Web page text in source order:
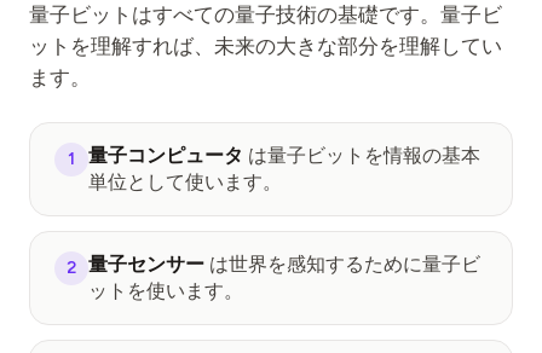
量子コンピュータ
アクティビティ
ガイド
学習
イベント
タイムライン
量子ビットはすべての量子技術の基礎です。量子ビ
ットを理解すれば、未来の大きな部分を理解してい
ます。
1 量子コンピュータ は量子ビットを情報の基本
単位として使います。
2 量子センサー は世界を感知するために量子ビ
ットを使います。